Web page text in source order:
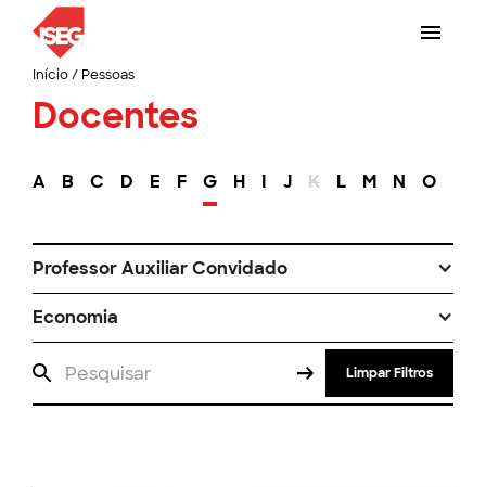
Início/ Pessoas
Docentes
A B C D E F G H I J K L M N O
Professor Auxiliar Convidado
Economia
Limpar Filtros